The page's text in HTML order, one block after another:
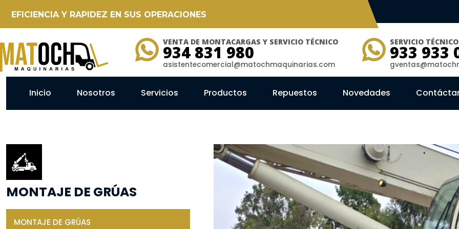
EFICIENCIA Y RAPIDEZ EN SUS OPERACIONES
VENTA DE MONTACARGAS Y SERVICIO TÉCNICO
934 831 980
asistentecomercial@matochmaquinarias.com
SERVICIO
933 933
Inicio Nosotros Servicios Productos Repuestos Novedades
MONTAJE DE GRÚAS
MONTAJE DE GRÚAS